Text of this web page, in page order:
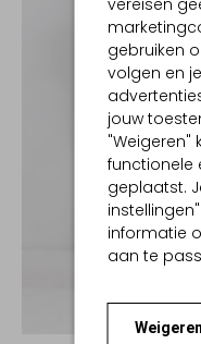
gebruiken
volgen en
jouw
"Weigeren"
functionele
geplaatst.
informatie
aan te
Weigeren